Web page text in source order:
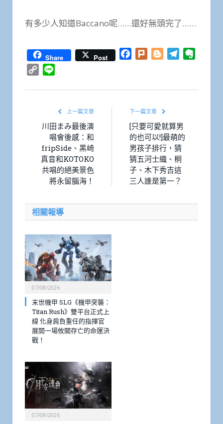
有多少人知道Baccano呢……還好無頭完了……
Share Post Facebook
Plurk BloggerTelegram
Copy
上一篇文章
川田まみ最後演
唱會後感：和
fripSide、黑崎
真音和KOTOKO
共唱的絕美景色
將永留腦海！
下一篇文章
[只要可愛就算男
的也可以!]最萌的
男孩子排行，猜
猜五河士織、桐
子、木下秀吉這
三人誰是第一？
相關報導
07/08/2026
末世機甲 SLG《機甲突襲：
Titan Rush》雙平台正式上
線 化身肩負重任的指揮官
展開一場攸關存亡的命運決
戰！
07/08/2026